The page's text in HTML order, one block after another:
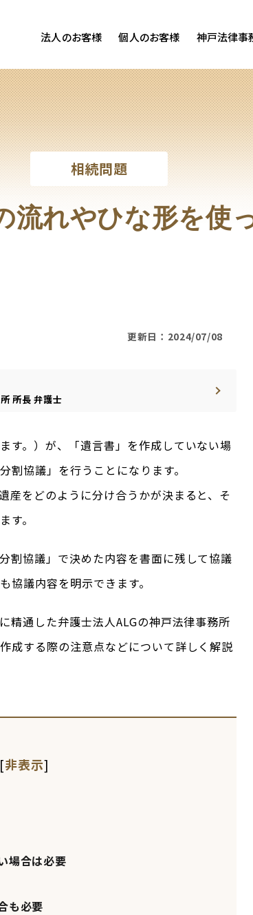
法人のお客様
労務専用サイト
個人のお客様
お客様ご相談
故 医療過誤
題 刑事事件
損害賠償
神戸法律事
相続問題
流れやひな形を使
更新日：2024/07/08
所所長 弁護士
す。）が、「遺言書」を作成していない場
割協議」を行うことになります。
産をどのように分け合うかが決まると、そ
す。
割協議」で決めた内容を書面に残して協議
協議内容を明示できます。
精通した弁護士法人ALGの神戸法律事務所
成する際の注意点などについて詳しく解説
[非表示]
場合は必要
も必要